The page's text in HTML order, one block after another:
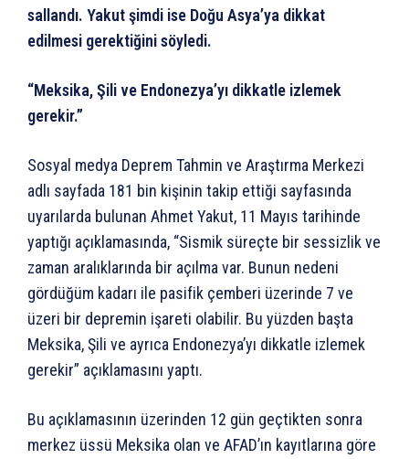
sallandı. Yakut şimdi ise Doğu Asya’ya dikkat
edilmesi gerektiğini söyledi.
“Meksika, Şili ve Endonezya’yı dikkatle izlemek
gerekir.”
Sosyal medya Deprem Tahmin ve Araştırma Merkezi
adlı sayfada 181 bin kişinin takip ettiği sayfasında
uyarılarda bulunan Ahmet Yakut, 11 Mayıs tarihinde
yaptığı açıklamasında, “Sismik süreçte bir sessizlik ve
zaman aralıklarında bir açılma var. Bunun nedeni
gördüğüm kadarı ile pasifik çemberi üzerinde 7 ve
üzeri bir depremin işareti olabilir. Bu yüzden başta
Meksika, Şili ve ayrıca Endonezya’yı dikkatle izlemek
gerekir” açıklamasını yaptı.
Bu açıklamasının üzerinden 12 gün geçtikten sonra
merkez üssü Meksika olan ve AFAD’ın kayıtlarına göre